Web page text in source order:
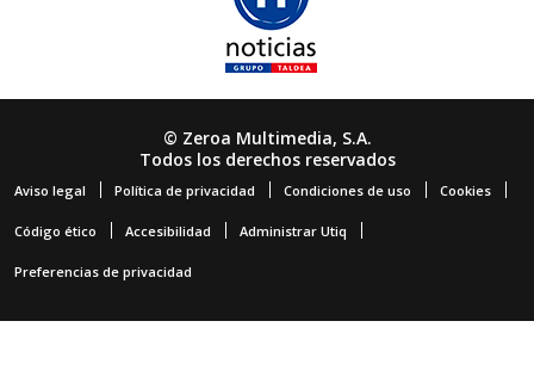
© Zeroa Multimedia, S.A.
Todos los derechos reservados
Aviso legal Política de privacidad Condiciones de uso Cookies
Código ético Accesibilidad Administrar Utiq
Preferencias de privacidad